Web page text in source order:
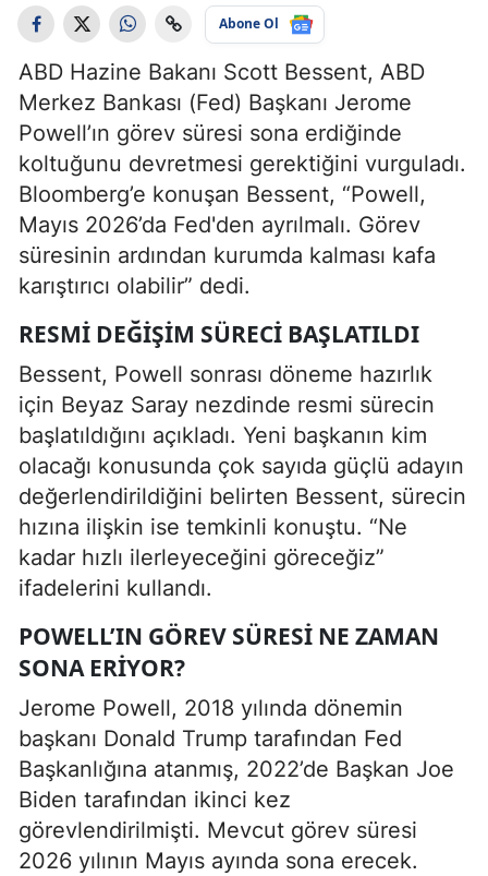
Abone Ol
ABD Hazine Bakanı Scott Bessent, ABD
Merkez Bankası (Fed) Başkanı Jerome
Powell’ın görev süresi sona erdiğinde
koltuğunu devretmesi gerektiğini vurguladı.
Bloomberg’e konuşan Bessent, “Powell,
Mayıs 2026’da Fed'den ayrılmalı. Görev
süresinin ardından kurumda kalması kafa
karıştırıcı olabilir” dedi.
RESMI DEĞIŞIM SÜRECI BAŞLATILDI
Bessent, Powell sonrası döneme hazırlık
için Beyaz Saray nezdinde resmi sürecin
başlatıldığını açıkladı. Yeni başkanın kim
olacağı konusunda çok sayıda güçlü adayın
değerlendirildiğini belirten Bessent, sürecin
hızına ilişkin ise temkinli konuştu. “Ne
kadar hızlı ilerleyeceğini göreceğiz”
ifadelerini kullandı.
POWELL’IN GÖREV SÜRESI NE ZAMAN
SONA ERIYOR?
Jerome Powell, 2018 yılında dönemin
başkanı Donald Trump tarafından Fed
Başkanlığına atanmış, 2022’de Başkan Joe
Biden tarafından ikinci kez
görevlendirilmişti. Mevcut görev süresi
2026 yılının Mayıs ayında sona erecek.